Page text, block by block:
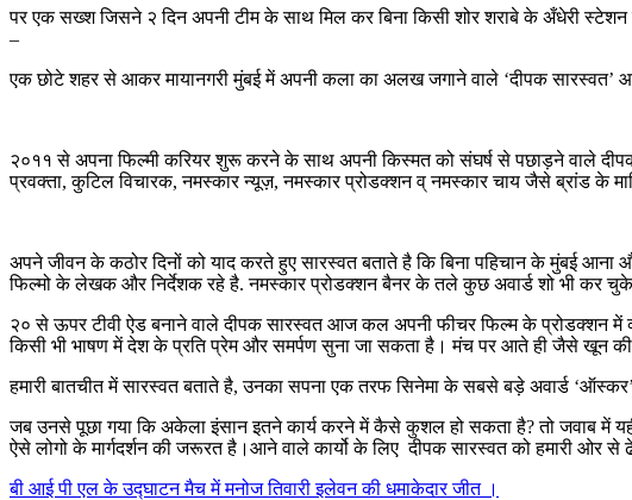
पर एक सख्श जिसने २ दिन अपनी टीम के साथ मिल कर बिना किसी शोर शराबे के अँधेरी
–
एक छोटे शहर से आकर मायानगरी मुंबई में अपनी कला का अलख जगाने वाले ‘दीपक सारस्वत’
२०११ से अपना फिल्मी करियर शुरू करने के साथ अपनी किस्मत को संघर्ष से पछाड़ने वाले
प्रवक्ता, कुटिल विचारक, नमस्कार न्यूज़, नमस्कार प्रोडक्शन व् नमस्कार चाय जैसे ब्रांड के
अपने जीवन के कठोर दिनों को याद करते हुए सारस्वत बताते है कि बिना पहिचान के मुंबई
फिल्मो के लेखक और निर्देशक रहे है. नमस्कार प्रोडक्शन बैनर के तले कुछ अवार्ड शो भी कर
२० से ऊपर टीवी ऐड बनाने वाले दीपक सारस्वत आज कल अपनी फीचर फिल्म के प्रोडक्शन में
किसी भी भाषण में देश के प्रति प्रेम और समर्पण सुना जा सकता है। मंच पर आते ही जैसे खून की
हमारी बातचीत में सारस्वत बताते है, उनका सपना एक तरफ सिनेमा के सबसे बड़े अवार्ड
जब उनसे पूछा गया कि अकेला इंसान इतने कार्य करने में कैसे कुशल हो सकता है? तो जवाब में
ऐसे लोगो के मार्गदर्शन की जरूरत है।आने वाले कार्यो के लिए दीपक सारस्वत को हमारी ओर से
Post
बी आई पी एल के उद्घाटन मैच में मनोज तिवारी इलेवन की धमाकेदार जीत ।